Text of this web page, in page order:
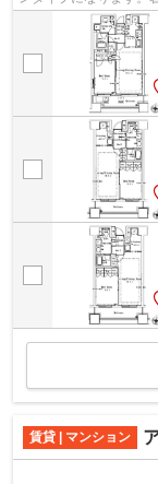
エリアの、ご希望の多
賃貸 | マンション